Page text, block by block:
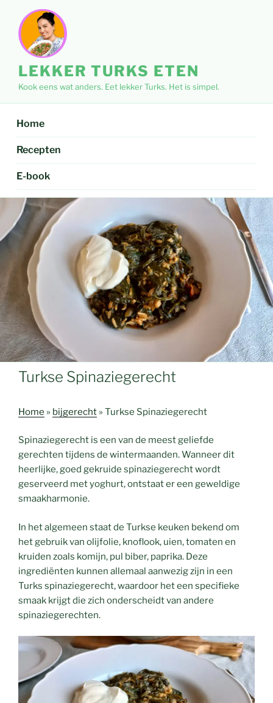
inhoud
LEKKER TURKS ETEN
Kook eens wat anders. Eet lekker Turks. Het is simpel.
Home
Recepten
E-book
Turkse Spinaziegerecht
Home » bijgerecht » Turkse Spinaziegerecht
Spinaziegerecht is een van de meest geliefde
gerechten tijdens de wintermaanden. Wanneer dit
heerlijke, goed gekruide spinaziegerecht wordt
geserveerd met yoghurt, ontstaat er een geweldige
smaakharmonie.
In het algemeen staat de Turkse keuken bekend om
het gebruik van olijfolie, knoflook, uien, tomaten en
kruiden zoals komijn, pul biber, paprika. Deze
ingrediënten kunnen allemaal aanwezig zijn in een
Turks spinaziegerecht, waardoor het een specifieke
smaak krijgt die zich onderscheidt van andere
spinaziegerechten.